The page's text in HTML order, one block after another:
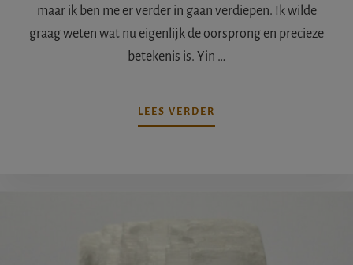
maar ik ben me er verder in gaan verdiepen. Ik wilde
graag weten wat nu eigenlijk de oorsprong en precieze
betekenis is. Yin …
LEES VERDER
YANG,